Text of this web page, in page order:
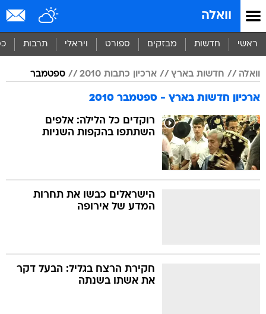
וואלה
ראשי חדשות מבזקים ספורט ויראלי תרבות
וואלה חדשות בארץ ארכיון כתבות 2010 ספטמבר
ארכיון חדשות בארץ - ספטמבר 2010
רוקדים כל הלילה: אלפים
השתתפו בהקפות השניות
הישראלים כבשו את תחרות
המדע של אירופה
חקירת הרצח בגליל: הבעל דקר
את אשתו בשנתה